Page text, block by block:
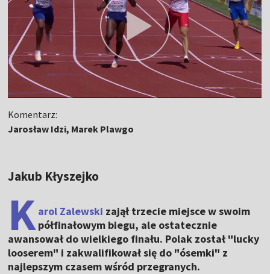
Komentarz:
Jarosław Idzi, Marek Plawgo
Jakub Kłyszejko
Karol Zalewski zajął trzecie miejsce w swoim
półfinałowym biegu, ale ostatecznie
awansował do wielkiego finału. Polak został "lucky
looserem" i zakwalifikował się do "ósemki" z
najlepszym czasem wśród przegranych.